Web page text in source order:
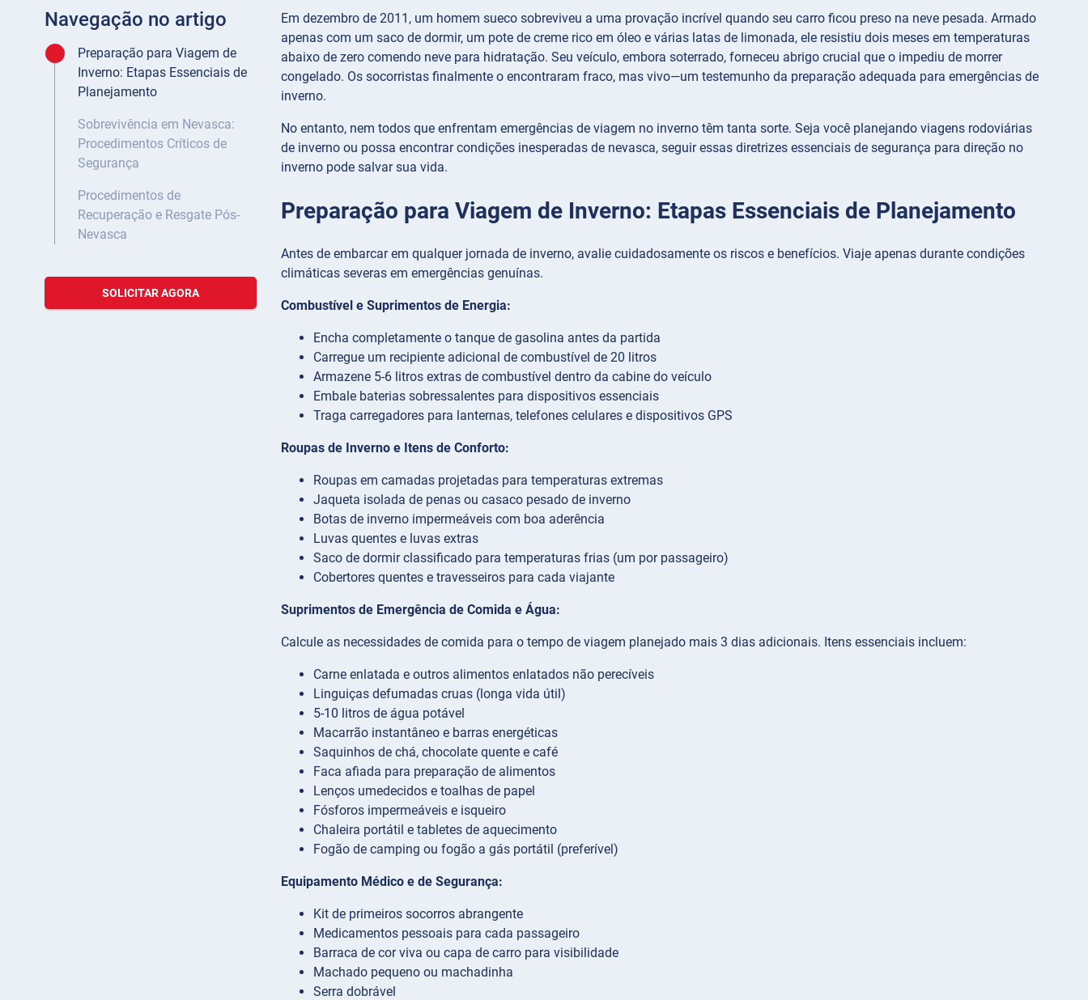
Navegação no artigo
Preparação para Viagem de
Inverno: Etapas Essenciais de
Planejamento
Sobrevivência em Nevasca:
Procedimentos Críticos de
Segurança
Procedimentos de
Recuperação e Resgate Pós-
Nevasca
SOLICITAR AGORA
Em dezembro de 2011, um homem sueco sobreviveu a uma provação incrível quando seu carro ficou preso na neve pesada. Armado
apenas com um saco de dormir, um pote de creme rico em óleo e várias latas de limonada, ele resistiu dois meses em temperaturas
abaixo de zero comendo neve para hidratação. Seu veículo, embora soterrado, forneceu abrigo crucial que o impediu de morrer
congelado. Os socorristas finalmente o encontraram fraco, mas vivo—um testemunho da preparação adequada para emergências de
inverno.
No entanto, nem todos que enfrentam emergências de viagem no inverno têm tanta sorte. Seja você planejando viagens rodoviárias
de inverno ou possa encontrar condições inesperadas de nevasca, seguir essas diretrizes essenciais de segurança para direção no
inverno pode salvar sua vida.
Preparação para Viagem de Inverno: Etapas Essenciais de Planejamento
Antes de embarcar em qualquer jornada de inverno, avalie cuidadosamente os riscos e benefícios. Viaje apenas durante condições
climáticas severas em emergências genuínas.
Combustível e Suprimentos de Energia:
Encha completamente o tanque de gasolina antes da partida
Carregue um recipiente adicional de combustível de 20 litros
Armazene 5-6 litros extras de combustível dentro da cabine do veículo
Embale baterias sobressalentes para dispositivos essenciais
Traga carregadores para lanternas, telefones celulares e dispositivos GPS
Roupas de Inverno e Itens de Conforto:
Roupas em camadas projetadas para temperaturas extremas
Jaqueta isolada de penas ou casaco pesado de inverno
Botas de inverno impermeáveis com boa aderência
Luvas quentes e luvas extras
Saco de dormir classificado para temperaturas frias (um por passageiro)
Cobertores quentes e travesseiros para cada viajante
Suprimentos de Emergência de Comida e Água:
Calcule as necessidades de comida para o tempo de viagem planejado mais 3 dias adicionais. Itens essenciais incluem:
Carne enlatada e outros alimentos enlatados não perecíveis
Linguiças defumadas cruas (longa vida útil)
5-10 litros de água potável
Macarrão instantâneo e barras energéticas
Saquinhos de chá, chocolate quente e café
Faca afiada para preparação de alimentos
Lenços umedecidos e toalhas de papel
Fósforos impermeáveis e isqueiro
Chaleira portátil e tabletes de aquecimento
Fogão de camping ou fogão a gás portátil (preferível)
Equipamento Médico e de Segurança:
Kit de primeiros socorros abrangente
Medicamentos pessoais para cada passageiro
Barraca de cor viva ou capa de carro para visibilidade
Machado pequeno ou machadinha
Serra dobrável